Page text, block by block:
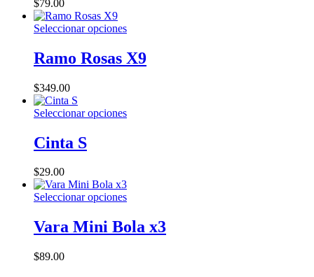
$79.00
Seleccionar opcionesEste
tiene
múltiples
se
de
producto
Ramo Rosas X9
$349.00
Seleccionar opcionesEste
opciones
se
elegir
en
Cinta S
$29.00
Seleccionar opcionesEste
tiene
múltiples
Vara Mini Bola x3
$89.00